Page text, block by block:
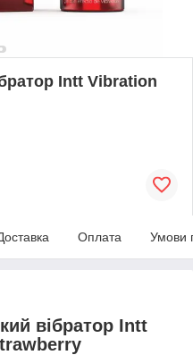
Intt Vibration
Оплата Умови
вібратор Intt